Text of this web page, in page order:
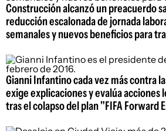
Construcción alcanzó un preacuerdo
reducción escalonada de jornada
semanales y nuevos beneficios para
Gianni Infantino cada vez más contra
exige explicaciones y evalúa acciones
tras el colapso del plan "FIFA Forward